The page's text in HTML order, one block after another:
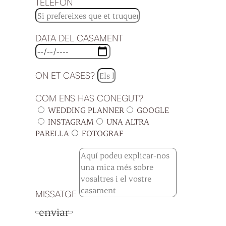
DATA DEL CASAMENT
ON ET CASES?
COM ENS HAS CONEGUT?
WEDDING PLANNER
GOOGLE
INSTAGRAM
UNA ALTRA
PARELLA
FOTOGRAF
MISSATGE
enviar